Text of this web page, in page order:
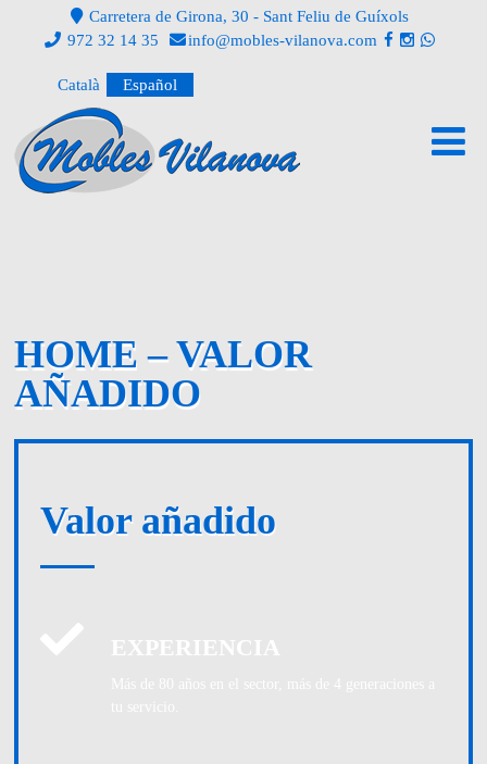
Carretera de Girona, 30 - Sant Feliu de Guíxols
972 32 14 35
info@mobles-vilanova.com
Català Español
HOME – VALOR
AÑADIDO
Valor añadido